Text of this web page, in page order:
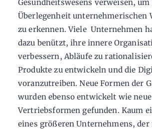
Gesundheitswesens verweisen, um
Überlegenheit unternehmerischen
zu erkennen. Viele Unternehmen
dazu benützt, ihre innere
verbessern, Abläufe zu
Produkte zu entwickeln und die
voranzutreiben. Neue Formen der
wurden ebenso entwickelt wie neue
Vertriebsformen gefunden. Kaum
eines größeren Unternehmens,